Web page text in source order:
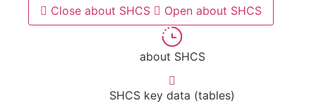
Close about SHCS
Open about SHCS
about SHCS
SHCS key data (tables)